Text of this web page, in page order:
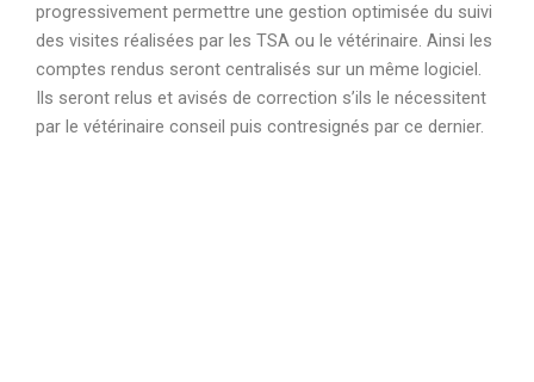
progressivement permettre une gestion optimisée du suivi
des visites réalisées par les TSA ou le vétérinaire. Ainsi les
comptes rendus seront centralisés sur un même logiciel.
Ils seront relus et avisés de correction s’ils le nécessitent
par le vétérinaire conseil puis contresignés par ce dernier.